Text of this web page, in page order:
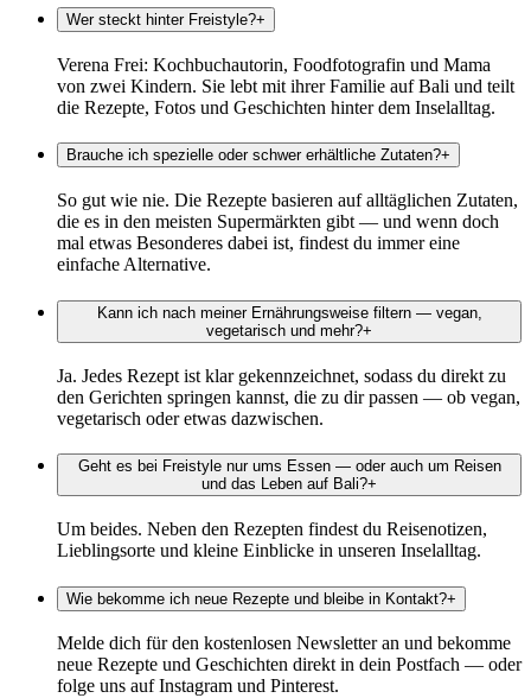
Wer steckt hinter Freistyle?+
Verena Frei: Kochbuchautorin, Foodfotografin und Mama
von zwei Kindern. Sie lebt mit ihrer Familie auf Bali und teilt
die Rezepte, Fotos und Geschichten hinter dem Inselalltag.
Brauche ich spezielle oder schwer erhältliche Zutaten?+
So gut wie nie. Die Rezepte basieren auf alltäglichen Zutaten,
die es in den meisten Supermärkten gibt — und wenn doch
mal etwas Besonderes dabei ist, findest du immer eine
einfache Alternative.
Kann ich nach meiner Ernährungsweise filtern — vegan,
vegetarisch und mehr?+
Ja. Jedes Rezept ist klar gekennzeichnet, sodass du direkt zu
den Gerichten springen kannst, die zu dir passen — ob vegan,
vegetarisch oder etwas dazwischen.
Geht es bei Freistyle nur ums Essen — oder auch um Reisen
und das Leben auf Bali?+
Um beides. Neben den Rezepten findest du Reisenotizen,
Lieblingsorte und kleine Einblicke in unseren Inselalltag.
Wie bekomme ich neue Rezepte und bleibe in Kontakt?+
Melde dich für den kostenlosen Newsletter an und bekomme
neue Rezepte und Geschichten direkt in dein Postfach — oder
folge uns auf Instagram und Pinterest.